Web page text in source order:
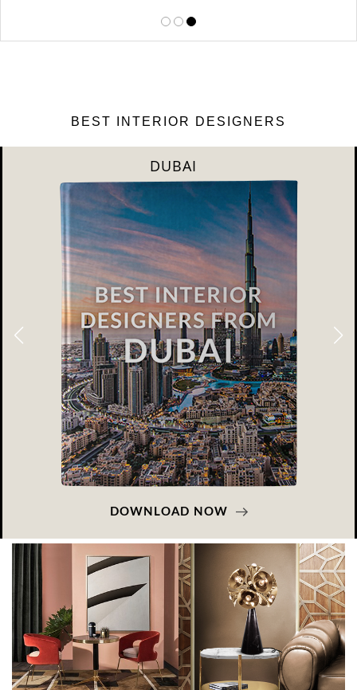
BEST INTERIOR DESIGNERS
DUBAI
DOWNLOAD NOW